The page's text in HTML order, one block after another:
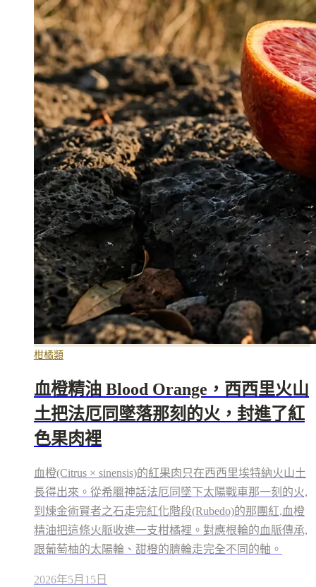
柑橘類
血橙精油 Blood Orange，西西里火山
土把法厄同墜落那刻的火，封進了紅
色果肉裡
血橙(Citrus × sinensis)的紅果肉只在西西里埃特納火山土
長得出來。從希臘神話法厄同墜下太陽戰車那一刻的火,
到煉金術賢者之石走完紅化階段(Rubedo)的那團紅,血橙
精油把這條火脈收進一支柑橘裡。對應根輪的血脈傳承,
跟葡萄柚的太陽輪、甜橙的臍輪走完全不同的軸。
2026年5月15日